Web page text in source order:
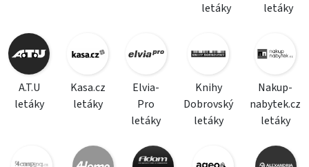
letáky
letáky
A.T.U
letáky
Kasa.cz
letáky
Elvia-
Pro
letáky
Knihy
Dobrovský
letáky
Nakup-
nabytek.cz
letáky